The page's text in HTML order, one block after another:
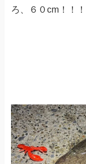
ろ、６０cm！！！